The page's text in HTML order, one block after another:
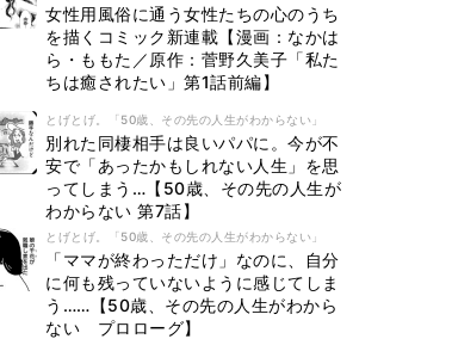
女性用風俗に通う女性たちの心のうち
を描くコミック新連載【漫画：なかは
ら・ももた／原作：菅野久美子「私た
ちは癒されたい」第1話前編】
とげとげ。「50歳、その先の人生がわからない」
別れた同棲相手は良いパパに。今が不
安で「あったかもしれない人生」を思
ってしまう…【50歳、その先の人生が
わからない 第7話】
とげとげ。「50歳、その先の人生がわからない」
「ママが終わっただけ」なのに、自分
に何も残っていないように感じてしま
う……【50歳、その先の人生がわから
ない プロローグ】